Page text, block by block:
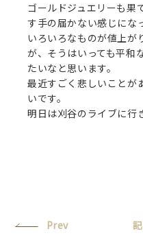
ゴールドジュエリーも果
す手の届かない感じにな
いろいろなものが値上が
が、そうはいっても平和
たいなと思います。
最近すごく悲しいことが
いです。
明日は刈谷のライブに行
Prev